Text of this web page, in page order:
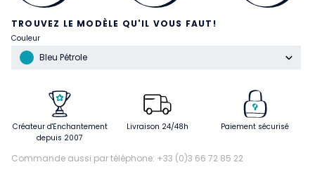
TROUVEZ LE MODÈLE QU'IL VOUS FAUT!
Couleur
Bleu Pétrole
Créateur d'Enchantement
depuis 2007
Livraison 24/48h Paiement sécurisé
Commande aussi par téléphone: +33 (0)3 66 72 85 22